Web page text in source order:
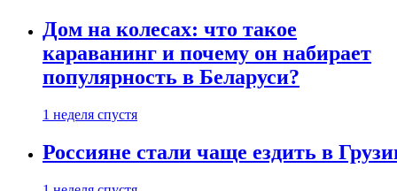
Дом на колесах: что такое
караванинг и почему он набирает
популярность в Беларуси?
1 неделя спустя
Россияне стали чаще ездить в